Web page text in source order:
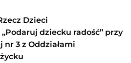
Dzieci
dziecku radość” przy
3 z Oddziałami